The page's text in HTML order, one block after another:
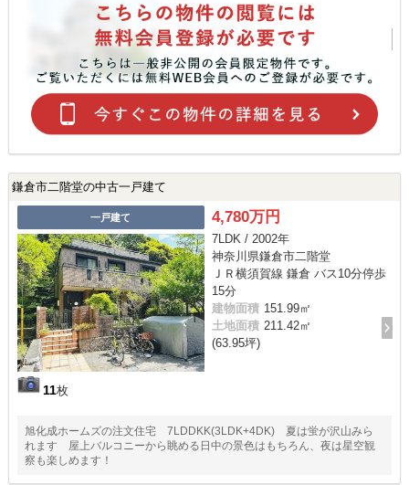
鎌倉市二階堂の中古一戸建て
一戸建て
11枚
4,780万円
7LDK / 2002年
神奈川県鎌倉市二階堂
ＪＲ横須賀線 鎌倉 バス10分停歩
15分
建物面積 151.99㎡
土地面積 211.42㎡
(63.95坪)
旭化成ホームズの注文住宅 7LDDKK(3LDK+4DK) 夏は蛍が沢山みら
れます 屋上バルコニーから眺める日中の景色はもちろん、夜は星空観
察も楽しめます！